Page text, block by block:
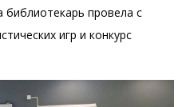
библиотекарь провела с
игр и конкурс